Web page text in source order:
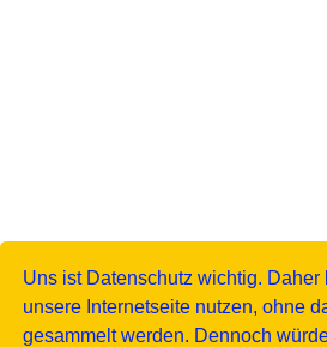
Uns ist Datenschutz wichtig. Daher
unsere Internetseite nutzen, ohne
gesammelt werden. Dennoch